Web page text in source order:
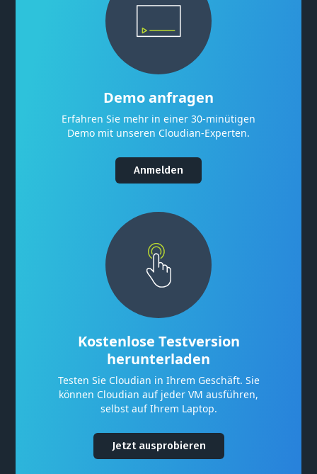
Demo anfragen
Erfahren Sie mehr in einer 30-minütigen
Demo mit unseren Cloudian-Experten.
Anmelden
Kostenlose Testversion
herunterladen
Testen Sie Cloudian in Ihrem Geschäft. Sie
können Cloudian auf jeder VM ausführen,
selbst auf Ihrem Laptop.
Jetzt ausprobieren